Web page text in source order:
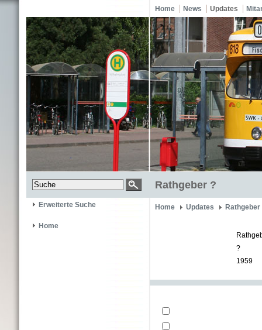
Home News Updates
Rathgeber ?
Erweiterte Suche
Home
Home Updates Rathgeber
?
1959